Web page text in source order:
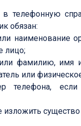
телефонную
обязан:
наименование
лицо;
фамилию, имя и
или
телефона, если
существо